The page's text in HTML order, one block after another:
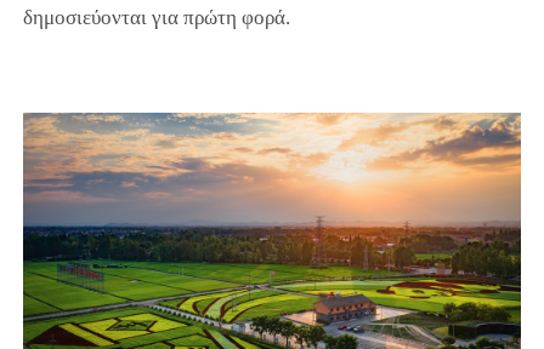
δημοσιεύονται για πρώτη φορά.